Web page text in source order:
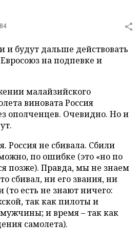
84
и будут дальше действовать
на подпевке и
малайзийского
виновата Россия
ополченцев. Очевидно. Но и
Россия не сбивала. Сбили
по ошибке (это «но по
позже). Правда, мы не знаем
сбивал, ни его звания, ни
(то есть не знают ничего:
так как пилоты и
и время – так как
самолета).